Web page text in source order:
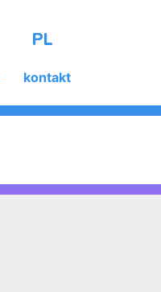
PL
kontakt